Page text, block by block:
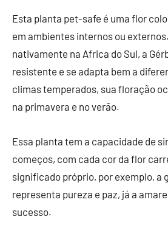
Esta planta pet-safe é uma flor
em ambientes internos ou
nativamente na Africa do Sul, a
resistente e se adapta bem a
climas temperados, sua floração
na primavera e no verão.
Essa planta tem a capacidade de
começos, com cada cor da flor
significado próprio, por exemplo, a
representa pureza e paz, já a
sucesso.